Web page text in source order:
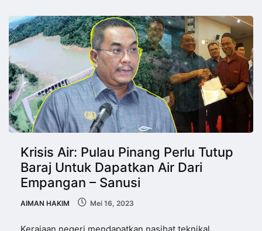
Krisis Air: Pulau Pinang Perlu Tutup
Baraj Untuk Dapatkan Air Dari
Empangan – Sanusi
AIMAN HAKIM Mei 16, 2023